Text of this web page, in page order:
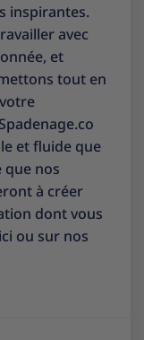
inspirantes.
avec
et
tout en
et fluide que
que nos
à créer
dont vous
ou sur nos